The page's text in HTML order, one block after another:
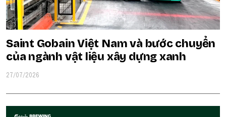
Saint Gobain Việt Nam và bước chuyển
của ngành vật liệu xây dựng xanh
27/07/2026